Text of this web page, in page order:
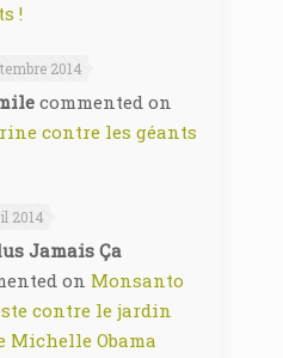
!
2014
commented on
contre les géants
2014
Jamais Ça
on Monsanto
contre le jardin
Michelle Obama